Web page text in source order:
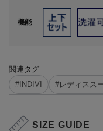
機能
関連タグ
#INDIVI
#レディスス
SIZE GUIDE